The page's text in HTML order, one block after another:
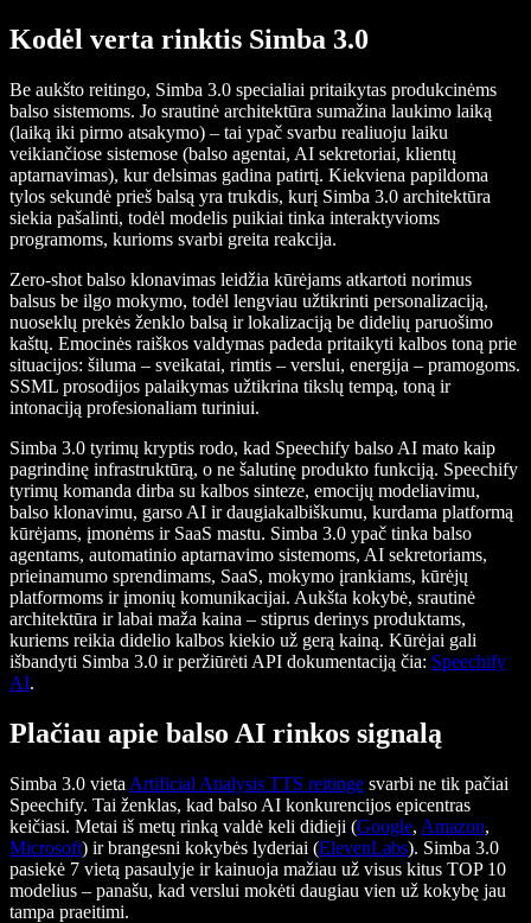
Kodėl verta rinktis Simba 3.0
Be aukšto reitingo, Simba 3.0 specialiai pritaikytas produkcinėms
balso sistemoms. Jo srautinė architektūra sumažina laukimo laiką
(laiką iki pirmo atsakymo) – tai ypač svarbu realiuoju laiku
veikiančiose sistemose (balso agentai, AI sekretoriai, klientų
aptarnavimas), kur delsimas gadina patirtį. Kiekviena papildoma
tylos sekundė prieš balsą yra trukdis, kurį Simba 3.0 architektūra
siekia pašalinti, todėl modelis puikiai tinka interaktyvioms
programoms, kurioms svarbi greita reakcija.
Zero-shot balso klonavimas leidžia kūrėjams atkartoti norimus
balsus be ilgo mokymo, todėl lengviau užtikrinti personalizaciją,
nuoseklų prekės ženklo balsą ir lokalizaciją be didelių paruošimo
kaštų. Emocinės raiškos valdymas padeda pritaikyti kalbos toną prie
situacijos: šiluma – sveikatai, rimtis – verslui, energija – pramogoms.
SSML prosodijos palaikymas užtikrina tikslų tempą, toną ir
intonaciją profesionaliam turiniui.
Simba 3.0 tyrimų kryptis rodo, kad Speechify balso AI mato kaip
pagrindinę infrastruktūrą, o ne šalutinę produkto funkciją. Speechify
tyrimų komanda dirba su kalbos sinteze, emocijų modeliavimu,
balso klonavimu, garso AI ir daugiakalbiškumu, kurdama platformą
kūrėjams, įmonėms ir SaaS mastu. Simba 3.0 ypač tinka balso
agentams, automatinio aptarnavimo sistemoms, AI sekretoriams,
prieinamumo sprendimams, SaaS, mokymo įrankiams, kūrėjų
platformoms ir įmonių komunikacijai. Aukšta kokybė, srautinė
architektūra ir labai maža kaina – stiprus derinys produktams,
kuriems reikia didelio kalbos kiekio už gerą kainą. Kūrėjai gali
išbandyti Simba 3.0 ir peržiūrėti API dokumentaciją čia: Speechify
AI.
Plačiau apie balso AI rinkos signalą
Simba 3.0 vieta Artificial Analysis TTS reitinge svarbi ne tik pačiai
Speechify. Tai ženklas, kad balso AI konkurencijos epicentras
keičiasi. Metai iš metų rinką valdė keli didieji (Google, Amazon,
Microsoft) ir brangesni kokybės lyderiai (ElevenLabs). Simba 3.0
pasiekė 7 vietą pasaulyje ir kainuoja mažiau už visus kitus TOP 10
modelius – panašu, kad verslui mokėti daugiau vien už kokybę jau
tampa praeitimi.